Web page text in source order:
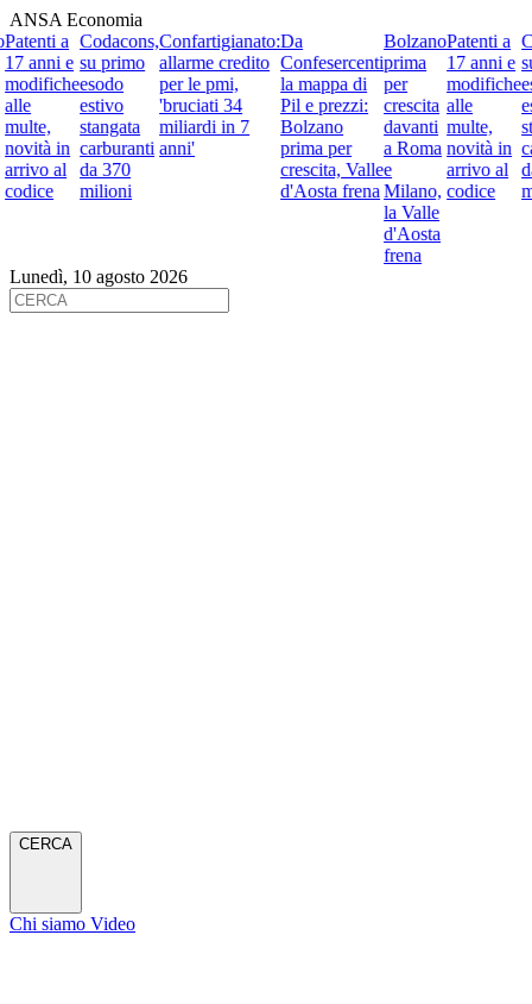
ANSA Economia
a
anni e
in
al
Codacons,
su primo
esodo
estivo
stangata
carburanti
da 370
milioni
Confartigianato:
allarme credito
per le pmi,
'bruciati 34
miliardi in 7
anni'
Da
Confesercenti
la mappa di
Pil e prezzi:
Bolzano
prima per
crescita, Valle
d'Aosta frena
Bolzano
prima
per
crescita
davanti
a Roma
e
Milano,
la Valle
d'Aosta
frena
Patenti a
17 anni e
modifiche
alle
multe,
novità in
arrivo al
codice
su
da
Lunedì, 10 agosto 2026
CERCA
Chi siamo Video